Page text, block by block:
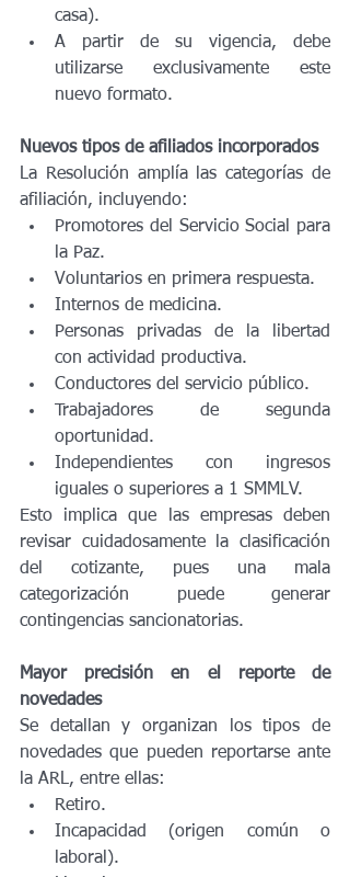
casa).
A partir de su vigencia, debe
utilizarse exclusivamente este
nuevo formato.
Nuevos tipos de afiliados incorporados
La Resolución amplía las categorías de
afiliación, incluyendo:
Promotores del Servicio Social para
la Paz.
Voluntarios en primera respuesta.
Internos de medicina.
Personas privadas de la libertad
con actividad productiva.
Conductores del servicio público.
Trabajadores de segunda
oportunidad.
Independientes con ingresos
iguales o superiores a 1 SMMLV.
Esto implica que las empresas deben
revisar cuidadosamente la clasificación
del cotizante, pues una mala
categorización puede generar
contingencias sancionatorias.
Mayor precisión en el reporte de
novedades
Se detallan y organizan los tipos de
novedades que pueden reportarse ante
la ARL, entre ellas:
Retiro.
Incapacidad (origen común o
laboral).